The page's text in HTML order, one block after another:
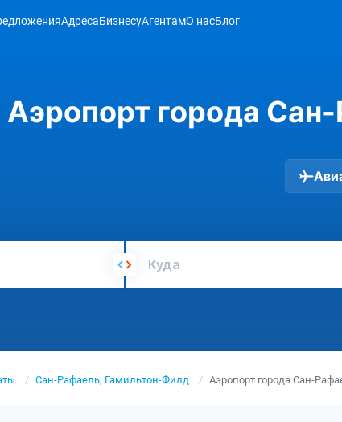
АдресаБизнесуАгентамО насБлог
Аэропорт города
Куда
Сан-Рафаель, Гамильтон-Филд Аэропорт города Сан-